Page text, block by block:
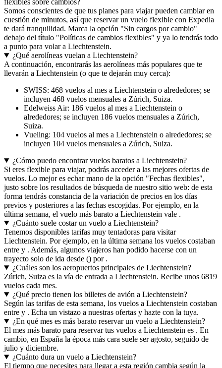
flexibles sobre cambios?
Somos conscientes de que tus planes para viajar pueden cambiar en
cuestión de minutos, así que reservar un vuelo flexible con Expedia
te dará tranquilidad. Marca la opción "Sin cargos por cambio"
debajo del título "Políticas de cambios flexibles" y ya lo tendrás todo
a punto para volar a Liechtenstein.
¿Qué aerolíneas vuelan a Liechtenstein?
A continuación, encontrarás las aerolíneas más populares que te
llevarán a Liechtenstein (o que te dejarán muy cerca):
SWISS: 468 vuelos al mes a Liechtenstein o alrededores; se
incluyen 468 vuelos mensuales a Zúrich, Suiza.
Edelweiss Air: 186 vuelos al mes a Liechtenstein o
alrededores; se incluyen 186 vuelos mensuales a Zúrich,
Suiza.
Vueling: 104 vuelos al mes a Liechtenstein o alrededores; se
incluyen 104 vuelos mensuales a Zúrich, Suiza.
¿Cómo puedo encontrar vuelos baratos a Liechtenstein?
Si eres flexible para viajar, podrás acceder a las mejores ofertas de
vuelos. Lo mejor es echar mano de la opción "Fechas flexibles",
justo sobre los resultados de búsqueda de nuestro sitio web: de esta
forma tendrás constancia de la variación de precios en los días
previos y posteriores a las fechas escogidas. Por ejemplo, en la
última semana, el vuelo más barato a Liechtenstein vale .
¿Cuánto suele costar un vuelo a Liechtenstein?
Tenemos disponibles tarifas muy tentadoras para visitar
Liechtenstein. Por ejemplo, en la última semana los vuelos costaban
entre y . Además, algunos viajeros han podido hacerse con un
trayecto solo de ida desde () por .
¿Cuáles son los aeropuertos principales de Liechtenstein?
Zúrich, Suiza es la vía de entrada a Liechtenstein. Recibe unos 6819
vuelos cada mes.
¿Qué precio tienen los billetes de avión a Liechtenstein?
Según las tarifas de esta semana, los vuelos a Liechtenstein costaban
entre y . Echa un vistazo a nuestras ofertas y hazte con la tuya.
¿En qué mes es más barato reservar un vuelo a Liechtenstein?
El mes más barato para reservar tus vuelos a Liechtenstein es . En
cambio, en España la época más cara suele ser agosto, seguido de
julio y diciembre.
¿Cuánto dura un vuelo a Liechtenstein?
El tiempo que necesites para llegar a esta región cambia según la